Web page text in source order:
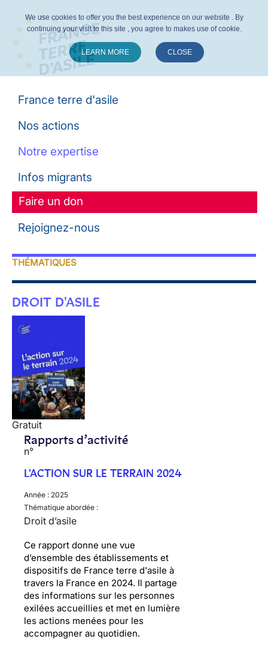
France terre d'asile
Nos actions
Notre expertise
Infos migrants
Faire un don
Rejoignez-nous
THÉMATIQUES
DROIT D'ASILE
Gratuit
Rapports d’activité
n°
L'ACTION SUR LE TERRAIN 2024
Année : 2025
Thématique abordée :
Droit d’asile
Ce rapport donne une vue
d’ensemble des établissements et
dispositifs de France terre d'asile à
travers la France en 2024. Il partage
des informations sur les personnes
exilées accueillies et met en lumière
les actions menées pour les
accompagner au quotidien.
We use cookies to offer you the best experience on our website . By
continuing your visit to this site , you agree to makes use of cookie.
LEARN MORE CLOSE